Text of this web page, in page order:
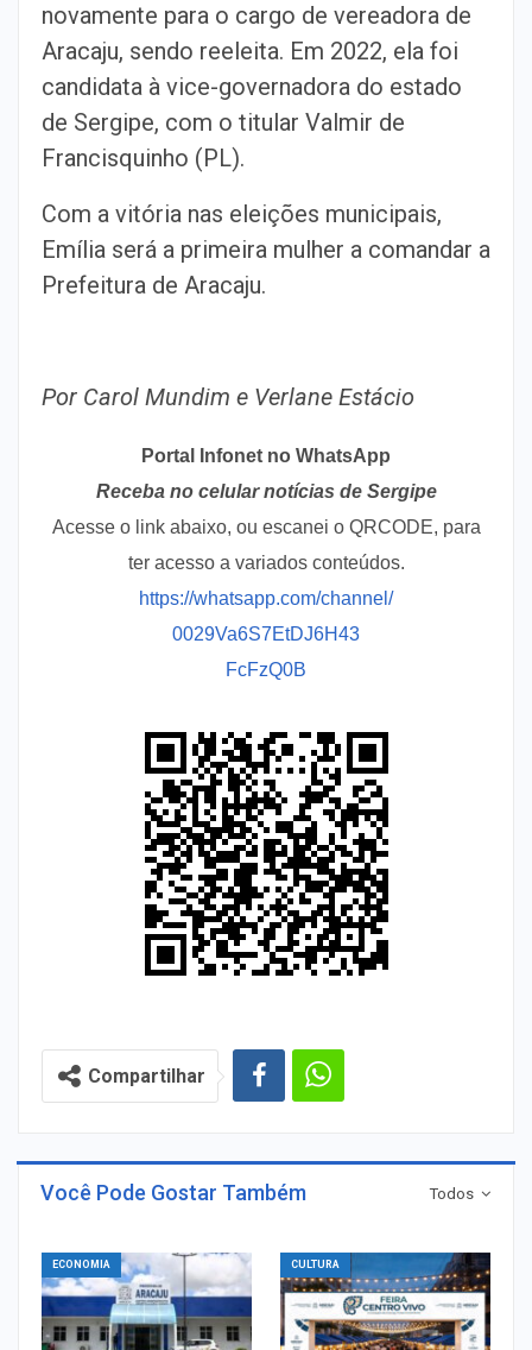
novamente para o cargo de vereadora de
Aracaju, sendo reeleita. Em 2022, ela foi
candidata à vice-governadora do estado
de Sergipe, com o titular Valmir de
Francisquinho (PL).
Com a vitória nas eleições municipais,
Emília será a primeira mulher a comandar a
Prefeitura de Aracaju.
Por Carol Mundim e Verlane Estácio
Portal Infonet no WhatsApp
Receba no celular notícias de Sergipe
Acesse o link abaixo, ou escanei o QRCODE, para
ter acesso a variados conteúdos.
https://whatsapp.com/channel/
0029Va6S7EtDJ6H43
FcFzQ0B
Compartilhar
Todos
Você Pode Gostar Também
ECONOMIA CULTURA